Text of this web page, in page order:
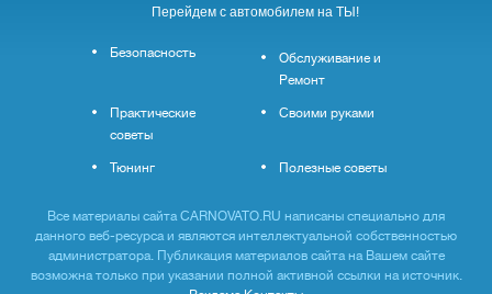
Перейдем с автомобилем на ТЫ!
Безопасность
Обслуживание и
Ремонт
Практические
советы
Своими руками
Тюнинг Полезные советы
Все материалы сайта CARNOVATO.RU написаны специально для
данного веб-ресурса и являются интеллектуальной собственностью
администратора. Публикация материалов сайта на Вашем сайте
возможна только при указании полной активной ссылки на источник.